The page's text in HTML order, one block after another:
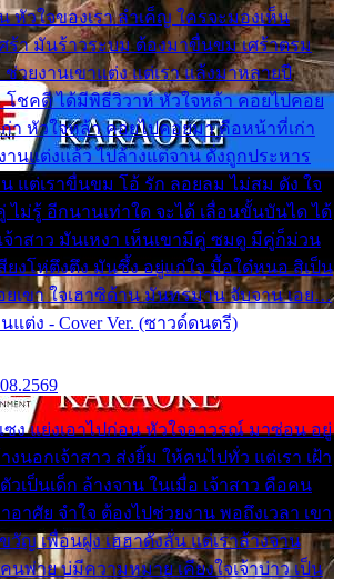
หัวใจของเรา ลำเค็ญ ใครจะมองเห็น
ร้า มันร้าวระบม ต้องมาขื่นขม เศร้าตรม
วยงานเขาแต่ง แต่เรา แล้งมาหลายปี
โชคดี ได้มีพิธีวิวาห์ หัวใจหล้า คอยไปคอย
า หัวใจหล้า คอยไปคอยมา คือหน้าที่เก่า
านแต่งแล้ว ไปล้างแต่จาน ดั่งถูกประหาร
แต่เราขื่นขม โอ้ รัก ลอยลม ไม่สม ดัง ใจ
ไม่รู้ อีกนานเท่าใด จะได้ เลื่อนขั้นบันได ได้
จ้าสาว มันเหงา เห็นเขามีคู่ ซมดู มีคู่ก็ม่วน
ยงโห่ตึงตึง มันซึ้ง อยู่แก่ใจ มื้อใด๋หนอ สิเป็น
ยเขา ใจเฮาซิด้าน มันทรมาน จับจาน เอย…
แต่ง - Cover Ver. (ซาวด์ดนตรี)
ซง แย่งเอาไปก่อน หัวใจอาวรณ์ มาซ่อน อยู่
งนอกเจ้าสาว ส่งยิ้ม ให้คนไปทั่ว แต่เรา เฝ้า
วเป็นเด็ก ล้างจาน ในเมื่อ เจ้าสาว คือคน
อาศัย จำใจ ต้องไปช่วยงาน พอถึงเวลา เขา
วัญ เพื่อนฝูง เฮฮาดังลั่น แต่เราล้างจาน
นพ่าย บ่มีความหมาย เคียงใจเจ้าบ่าว เป็น